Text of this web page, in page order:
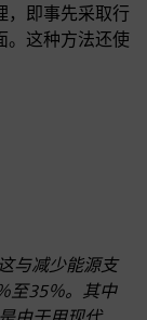
，即事先采取行
。这种方法还使
与减少能源支
至35％。其中